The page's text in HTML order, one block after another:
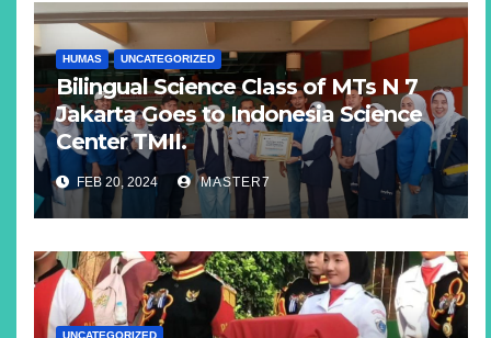
HUMAS UNCATEGORIZED
Bilingual Science Class of MTs N 7
Jakarta Goes to Indonesia Science
Center TMII.
FEB 20, 2024 MASTER7
UNCATEGORIZED